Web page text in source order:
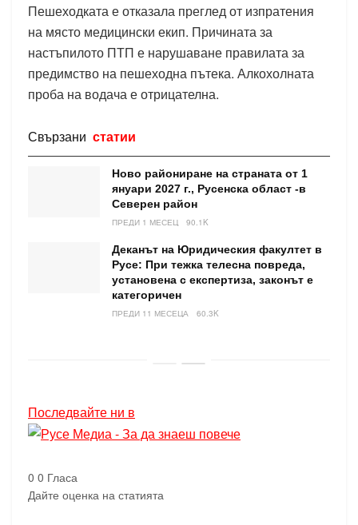
Пешеходката е отказала преглед от изпратения
на място медицински екип. Причината за
настъпилото ПТП е нарушаване правилата за
предимство на пешеходна пътека. Алкохолната
проба на водача е отрицателна.
Свързани статии
Ново райониране на страната от 1
януари 2027 г., Русенска област -в
Северен район
ПРЕДИ 1 МЕСЕЦ 90.1K
Деканът на Юридическия факултет в
Русе: При тежка телесна повреда,
установена с експертиза, законът е
категоричен
ПРЕДИ 11 МЕСЕЦА 60.3K
Последвайте ни в
0 0 Гласа
Дайте оценка на статията